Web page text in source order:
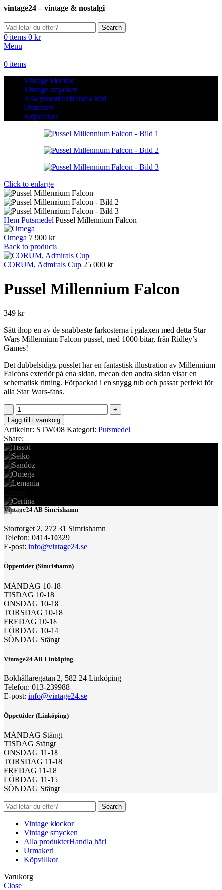
vintage24 – vintage & nostalgi
Search
0 items 0 kr
Menu
0 items
Vintage klockor
Vintage smycken
Alla produkterHandla här!
Urmakeri
Köpvillkor
Click to enlarge
Hem Putsmedel Pussel Millennium Falcon
Omega 7 900 kr
Back to products
CORUM, Admirals Cup 25 000 kr
Pussel Millennium Falcon
349 kr
Sätt ihop en av de snabbaste farkosterna i galaxen med detta Star
Wars Millennium Falcon pussel, med 1000 bitar, från Ridley’s
Games!
Det dubbelsidiga pusslet har en fantastisk illustration av Millennium
Falcons exteriör på ena sidan, medan den andra sidan visar en
schematisk ritning. Förpackad i en snygg tub och passar perfekt för
alla Star Wars-fans.
Pussel
Millennium
Falcon
mängd
Lägg till i varukorg
Artikelnr: STW008 Kategori: Putsmedel
Share:
Vintage24 AB Simrishamn
Stortorget 2, 272 31 Simrishamn
Telefon: 0414-10329
E-post: info@vintage24.se
Öppettider (Simrishamn)
MÅNDAG 10-18
TISDAG 10-18
ONSDAG 10-18
TORSDAG 10-18
FREDAG 10-18
LÖRDAG 10-14
SÖNDAG Stängt
Vintage24 AB Linköping
Bokhållaregatan 2, 582 24 Linköping
Telefon: 013-239988
E-post: info@vintage24.se
Öppettider (Linköping)
MÅNDAG Stängt
TISDAG Stängt
ONSDAG 11-18
TORSDAG 11-18
FREDAG 11-18
LÖRDAG 11-15
SÖNDAG Stängt
Search
Vintage klockor
Vintage smycken
Alla produkterHandla här!
Urmakeri
Köpvillkor
Varukorg
Close